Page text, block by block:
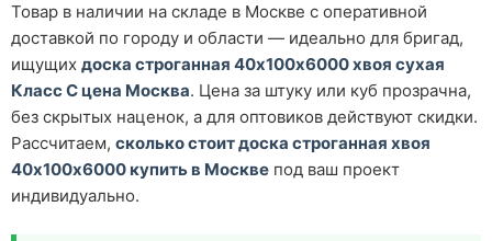
Товар в наличии на складе в Москве с оперативной
доставкой по городу и области — идеально для бригад,
ищущих доска строганная 40х100х6000 хвоя сухая
Класс С цена Москва. Цена за штуку или куб прозрачна,
без скрытых наценок, а для оптовиков действуют скидки.
Рассчитаем, сколько стоит доска строганная хвоя
40х100х6000 купить в Москве под ваш проект
индивидуально.